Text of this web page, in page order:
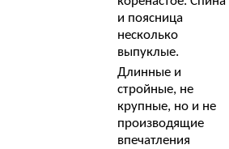
и поясница
несколько
выпуклые.
Длинные и
стройные, не
крупные, но и не
производящие
впечатления